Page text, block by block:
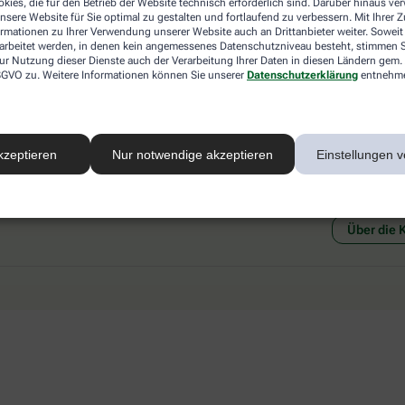
die für den Betrieb der Website technisch erforderlich sind. Darüber hinaus
Website für Sie optimal zu gestalten und fortlaufend zu verbessern. Mit Ihrer
zu Ihrer Verwendung unserer Website auch an Drittanbieter weiter. Soweit
werden, in denen kein angemessenes Datenschutzniveau besteht, stimmen
Nutzung dieser Dienste auch der Verarbeitung Ihrer Daten in diesen Ländern
zu. Weitere Informationen können Sie unserer Datenschutzerklärung
Nur notwendige akzeptieren Einstellungen
einer anderen akzeptierten
Ihrer Apotheke vor Ort.
Abholung in der Apotheke
Botendienstlieferung
Social Media Ein
Über die